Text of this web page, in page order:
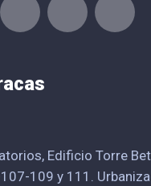
Edificio Torre
109 y 111.